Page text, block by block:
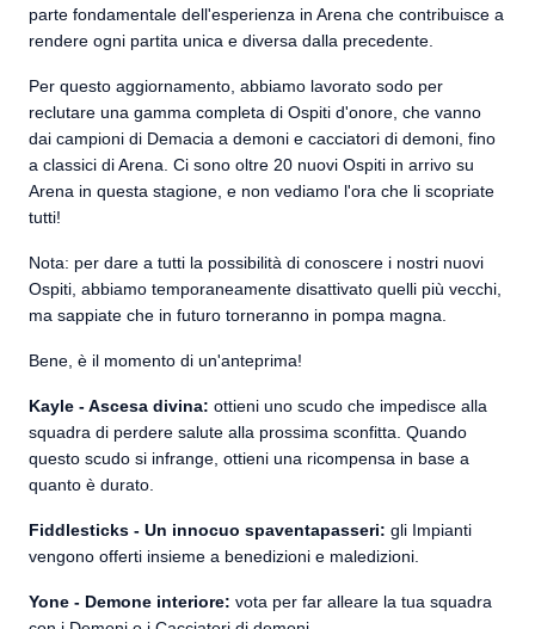
parte fondamentale dell'esperienza in Arena che contribuisce a
rendere ogni partita unica e diversa dalla precedente.
Per questo aggiornamento, abbiamo lavorato sodo per
reclutare una gamma completa di Ospiti d'onore, che vanno
dai campioni di Demacia a demoni e cacciatori di demoni, fino
a classici di Arena. Ci sono oltre 20 nuovi Ospiti in arrivo su
Arena in questa stagione, e non vediamo l'ora che li scopriate
tutti!
Nota: per dare a tutti la possibilità di conoscere i nostri nuovi
Ospiti, abbiamo temporaneamente disattivato quelli più vecchi,
ma sappiate che in futuro torneranno in pompa magna.
Bene, è il momento di un'anteprima!
Kayle - Ascesa divina: ottieni uno scudo che impedisce alla
squadra di perdere salute alla prossima sconfitta. Quando
questo scudo si infrange, ottieni una ricompensa in base a
quanto è durato.
Fiddlesticks - Un innocuo spaventapasseri: gli Impianti
vengono offerti insieme a benedizioni e maledizioni.
Yone - Demone interiore: vota per far alleare la tua squadra